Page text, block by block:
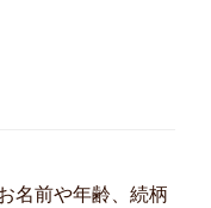
名前や年齢、続柄